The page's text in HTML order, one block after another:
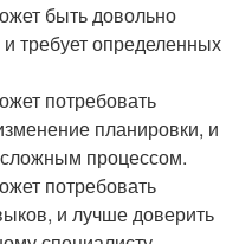
быть довольно
требует определенных
потребовать
планировки, и
процессом.
потребовать
и лучше доверить